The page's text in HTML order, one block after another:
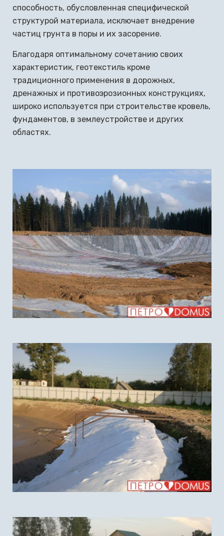
способность, обусловленная специфической
структурой материала, исключает внедрение
частиц грунта в поры и их засорение.
Благодаря оптимальному сочетанию своих
характеристик, геотекстиль кроме
традиционного применения в дорожных,
дренажных и противоэрозионных конструкциях,
широко используется при строительстве кровель,
фундаментов, в землеустройстве и других
областях.